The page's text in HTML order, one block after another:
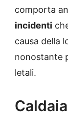
comporta
incidenti
causa della
nonostante
letali.